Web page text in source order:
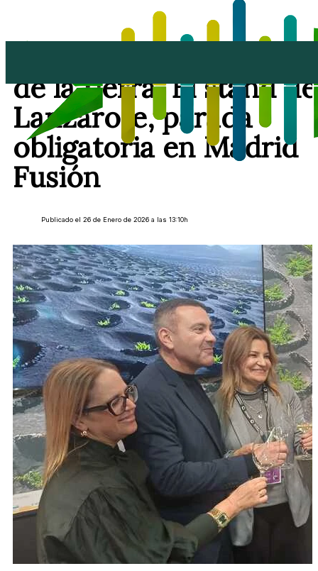
de la tierra: El stand de
Lanzarote, parada
obligatoria en Madrid
Fusión
Publicado el 26 de Enero de 2026 a las 13:10h